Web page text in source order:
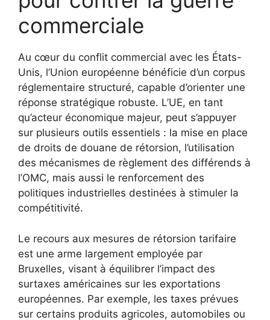
commerciale
Au cœur du conflit commercial avec les États-
Unis, l’Union européenne bénéficie d’un corpus
réglementaire structuré, capable d’orienter une
réponse stratégique robuste. L’UE, en tant
qu’acteur économique majeur, peut s’appuyer
sur plusieurs outils essentiels : la mise en place
de droits de douane de rétorsion, l’utilisation
des mécanismes de règlement des différends à
l’OMC, mais aussi le renforcement des
politiques industrielles destinées à stimuler la
compétitivité.
Le recours aux mesures de rétorsion tarifaire
est une arme largement employée par
Bruxelles, visant à équilibrer l’impact des
surtaxes américaines sur les exportations
européennes. Par exemple, les taxes prévues
sur certains produits agricoles, automobiles ou